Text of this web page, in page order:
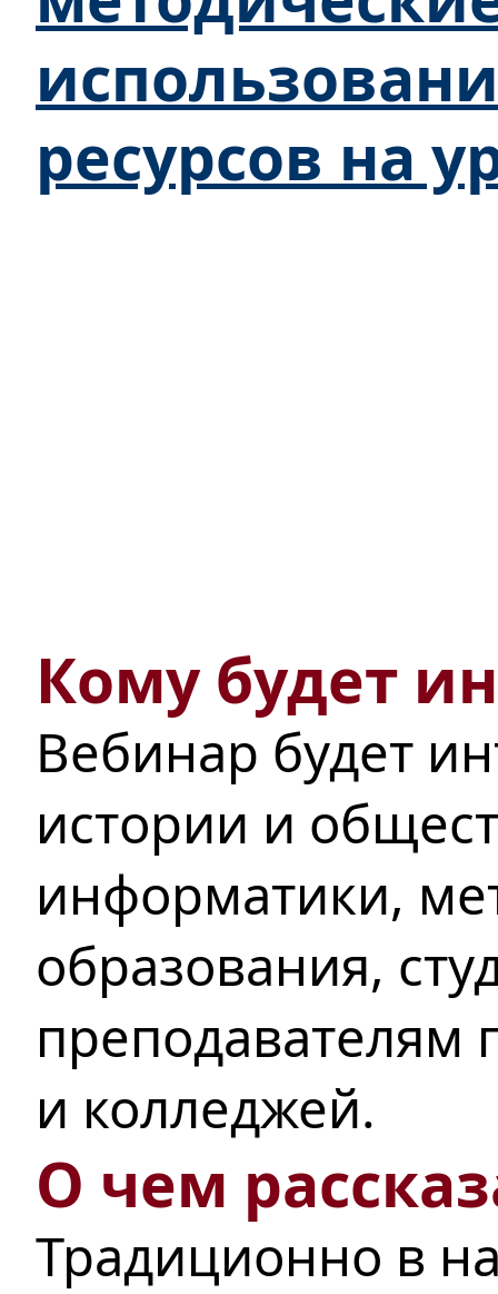
ресурсов на
Кому будет
Вебинар будет
истории и
информатики,
образования,
преподавателям
и колледжей.
О чем
Традиционно в